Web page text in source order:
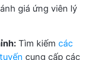
giá ứng viên lý
Tìm kiếm các
cung cấp các